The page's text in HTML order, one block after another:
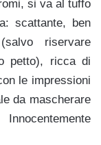
si va al tuffo
scattante, ben
riservare
petto), ricca di
le impressioni
da mascherare